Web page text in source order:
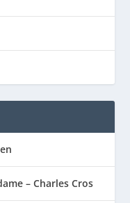
– Charles Cros